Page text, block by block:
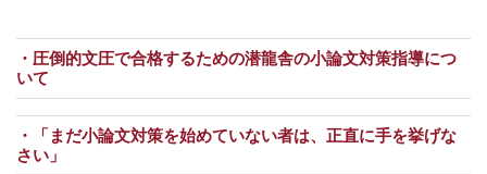
・圧倒的文圧で合格するための潜龍舎の小論文対策指導につ
いて
・「まだ小論文対策を始めていない者は、正直に手を挙げな
さい」